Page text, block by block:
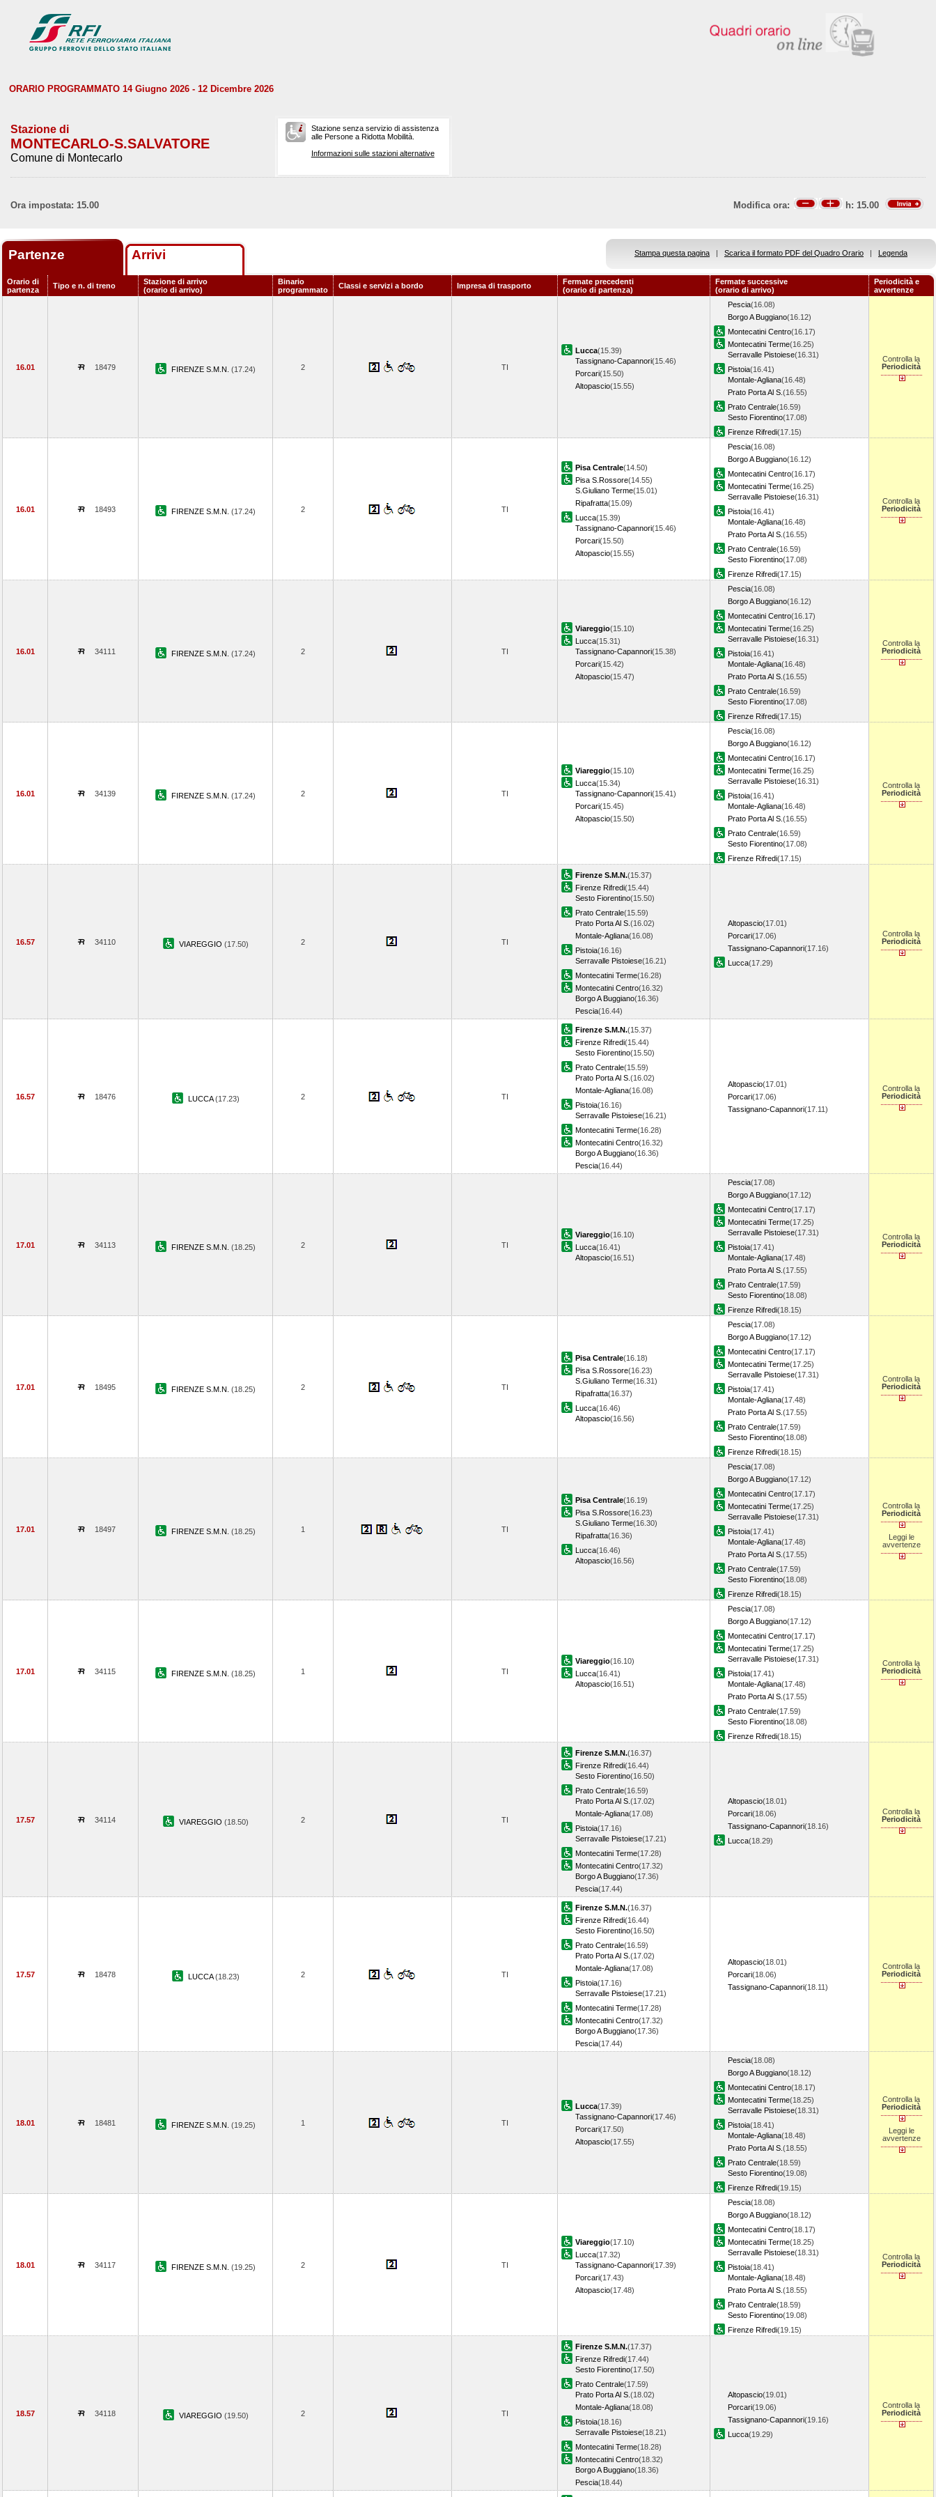
ORARIO PROGRAMMATO 14 Giugno 2026 - 12 Dicembre 2026
Stazione di
MONTECARLO-S.SALVATORE
Comune di Montecarlo
Stazione senza servizio di assistenza
alle Persone a Ridotta Mobilità.
Informazioni sulle stazioni alternative
Ora impostata: 15.00 Modifica ora: h: 15.00
Partenze Arrivi Stampa questa pagina | Scarica il formato PDF del Quadro Orario | Legenda
Orario di
partenza
Tipo e n. di treno
Stazione di arrivo
(orario di arrivo)
Binario
programmato
Classi e servizi a bordo Impresa di trasporto
Fermate precedenti
(orario di partenza)
Fermate successive
(orario di arrivo)
Periodicità e
avvertenze
16.01 18479 FIRENZE S.M.N. (17.24) 2 TI
Lucca(15.39)
Tassignano-Capannori(15.46)
Porcari(15.50)
Altopascio(15.55)
Pescia(16.08)
Borgo A Buggiano(16.12)
Montecatini Centro(16.17)
Montecatini Terme(16.25)
Serravalle Pistoiese(16.31)
Pistoia(16.41)
Montale-Agliana(16.48)
Prato Porta Al S. (16.55)
Prato Centrale(16.59)
Sesto Fiorentino(17.08)
Firenze Rifredi(17.15)
Controlla la
Periodicità
16.01 18493 FIRENZE S.M.N. (17.24) 2 TI
Pisa Centrale(14.50)
Pisa S.Rossore(14.55)
S.Giuliano Terme(15.01)
Ripafratta(15.09)
Lucca(15.39)
Tassignano-Capannori(15.46)
Porcari(15.50)
Altopascio(15.55)
Pescia(16.08)
Borgo A Buggiano(16.12)
Montecatini Centro(16.17)
Montecatini Terme(16.25)
Serravalle Pistoiese(16.31)
Pistoia(16.41)
Montale-Agliana(16.48)
Prato Porta Al S. (16.55)
Prato Centrale(16.59)
Sesto Fiorentino(17.08)
Firenze Rifredi(17.15)
Controlla la
Periodicità
16.01 34111 FIRENZE S.M.N. (17.24) 2 TI
Viareggio(15.10)
Lucca(15.31)
Tassignano-Capannori(15.38)
Porcari(15.42)
Altopascio(15.47)
Pescia(16.08)
Borgo A Buggiano(16.12)
Montecatini Centro(16.17)
Montecatini Terme(16.25)
Serravalle Pistoiese(16.31)
Pistoia(16.41)
Montale-Agliana(16.48)
Prato Porta Al S. (16.55)
Prato Centrale(16.59)
Sesto Fiorentino(17.08)
Firenze Rifredi(17.15)
Controlla la
Periodicità
16.01 34139 FIRENZE S.M.N. (17.24) 2 TI
Viareggio(15.10)
Lucca(15.34)
Tassignano-Capannori(15.41)
Porcari(15.45)
Altopascio(15.50)
Pescia(16.08)
Borgo A Buggiano(16.12)
Montecatini Centro(16.17)
Montecatini Terme(16.25)
Serravalle Pistoiese(16.31)
Pistoia(16.41)
Montale-Agliana(16.48)
Prato Porta Al S. (16.55)
Prato Centrale(16.59)
Sesto Fiorentino(17.08)
Firenze Rifredi(17.15)
Controlla la
Periodicità
16.57 34110 VIAREGGIO (17.50) 2 TI
Firenze S.M.N.(15.37)
Firenze Rifredi(15.44)
Sesto Fiorentino(15.50)
Prato Centrale(15.59)
Prato Porta Al S. (16.02)
Montale-Agliana(16.08)
Pistoia(16.16)
Serravalle Pistoiese(16.21)
Montecatini Terme(16.28)
Montecatini Centro(16.32)
Borgo A Buggiano(16.36)
Pescia(16.44)
Altopascio(17.01)
Porcari(17.06)
Tassignano-Capannori(17.16)
Lucca(17.29)
Controlla la
Periodicità
16.57 18476 LUCCA(17.23) 2 TI
Firenze S.M.N.(15.37)
Firenze Rifredi(15.44)
Sesto Fiorentino(15.50)
Prato Centrale(15.59)
Prato Porta Al S. (16.02)
Montale-Agliana(16.08)
Pistoia(16.16)
Serravalle Pistoiese(16.21)
Montecatini Terme(16.28)
Montecatini Centro(16.32)
Borgo A Buggiano(16.36)
Pescia(16.44)
Altopascio(17.01)
Porcari(17.06)
Tassignano-Capannori(17.11)
Controlla la
Periodicità
17.01 34113 FIRENZE S.M.N. (18.25) 2 TI
Viareggio(16.10)
Lucca(16.41)
Altopascio(16.51)
Pescia(17.08)
Borgo A Buggiano(17.12)
Montecatini Centro(17.17)
Montecatini Terme(17.25)
Serravalle Pistoiese(17.31)
Pistoia(17.41)
Montale-Agliana(17.48)
Prato Porta Al S. (17.55)
Prato Centrale(17.59)
Sesto Fiorentino(18.08)
Firenze Rifredi(18.15)
Controlla la
Periodicità
17.01 18495 FIRENZE S.M.N. (18.25) 2 TI
Pisa Centrale(16.18)
Pisa S.Rossore(16.23)
S.Giuliano Terme(16.31)
Ripafratta(16.37)
Lucca(16.46)
Altopascio(16.56)
Pescia(17.08)
Borgo A Buggiano(17.12)
Montecatini Centro(17.17)
Montecatini Terme(17.25)
Serravalle Pistoiese(17.31)
Pistoia(17.41)
Montale-Agliana(17.48)
Prato Porta Al S. (17.55)
Prato Centrale(17.59)
Sesto Fiorentino(18.08)
Firenze Rifredi(18.15)
Controlla la
Periodicità
17.01 18497 FIRENZE S.M.N. (18.25) 1 TI
Pisa Centrale(16.19)
Pisa S.Rossore(16.23)
S.Giuliano Terme(16.30)
Ripafratta(16.36)
Lucca(16.46)
Altopascio(16.56)
Pescia(17.08)
Borgo A Buggiano(17.12)
Montecatini Centro(17.17)
Montecatini Terme(17.25)
Serravalle Pistoiese(17.31)
Pistoia(17.41)
Montale-Agliana(17.48)
Prato Porta Al S. (17.55)
Prato Centrale(17.59)
Sesto Fiorentino(18.08)
Firenze Rifredi(18.15)
Controlla la
Periodicità
Leggi le
avvertenze
17.01 34115 FIRENZE S.M.N. (18.25) 1 TI
Viareggio(16.10)
Lucca(16.41)
Altopascio(16.51)
Pescia(17.08)
Borgo A Buggiano(17.12)
Montecatini Centro(17.17)
Montecatini Terme(17.25)
Serravalle Pistoiese(17.31)
Pistoia(17.41)
Montale-Agliana(17.48)
Prato Porta Al S. (17.55)
Prato Centrale(17.59)
Sesto Fiorentino(18.08)
Firenze Rifredi(18.15)
Controlla la
Periodicità
17.57 34114 VIAREGGIO (18.50) 2 TI
Firenze S.M.N.(16.37)
Firenze Rifredi(16.44)
Sesto Fiorentino(16.50)
Prato Centrale(16.59)
Prato Porta Al S. (17.02)
Montale-Agliana(17.08)
Pistoia(17.16)
Serravalle Pistoiese(17.21)
Montecatini Terme(17.28)
Montecatini Centro(17.32)
Borgo A Buggiano(17.36)
Pescia(17.44)
Altopascio(18.01)
Porcari(18.06)
Tassignano-Capannori(18.16)
Lucca(18.29)
Controlla la
Periodicità
17.57 18478 LUCCA(18.23) 2 TI
Firenze S.M.N.(16.37)
Firenze Rifredi(16.44)
Sesto Fiorentino(16.50)
Prato Centrale(16.59)
Prato Porta Al S. (17.02)
Montale-Agliana(17.08)
Pistoia(17.16)
Serravalle Pistoiese(17.21)
Montecatini Terme(17.28)
Montecatini Centro(17.32)
Borgo A Buggiano(17.36)
Pescia(17.44)
Altopascio(18.01)
Porcari(18.06)
Tassignano-Capannori(18.11)
Controlla la
Periodicità
18.01 18481 FIRENZE S.M.N. (19.25) 1 TI
Lucca(17.39)
Tassignano-Capannori(17.46)
Porcari(17.50)
Altopascio(17.55)
Pescia(18.08)
Borgo A Buggiano(18.12)
Montecatini Centro(18.17)
Montecatini Terme(18.25)
Serravalle Pistoiese(18.31)
Pistoia(18.41)
Montale-Agliana(18.48)
Prato Porta Al S. (18.55)
Prato Centrale(18.59)
Sesto Fiorentino(19.08)
Firenze Rifredi(19.15)
Controlla la
Periodicità
Leggi le
avvertenze
18.01 34117 FIRENZE S.M.N. (19.25) 2 TI
Viareggio(17.10)
Lucca(17.32)
Tassignano-Capannori(17.39)
Porcari(17.43)
Altopascio(17.48)
Pescia(18.08)
Borgo A Buggiano(18.12)
Montecatini Centro(18.17)
Montecatini Terme(18.25)
Serravalle Pistoiese(18.31)
Pistoia(18.41)
Montale-Agliana(18.48)
Prato Porta Al S. (18.55)
Prato Centrale(18.59)
Sesto Fiorentino(19.08)
Firenze Rifredi(19.15)
Controlla la
Periodicità
18.57 34118 VIAREGGIO (19.50) 2 TI
Firenze S.M.N.(17.37)
Firenze Rifredi(17.44)
Sesto Fiorentino(17.50)
Prato Centrale(17.59)
Prato Porta Al S. (18.02)
Montale-Agliana(18.08)
Pistoia(18.16)
Serravalle Pistoiese(18.21)
Montecatini Terme(18.28)
Montecatini Centro(18.32)
Borgo A Buggiano(18.36)
Pescia(18.44)
Altopascio(19.01)
Porcari(19.06)
Tassignano-Capannori(19.16)
Lucca(19.29)
Controlla la
Periodicità